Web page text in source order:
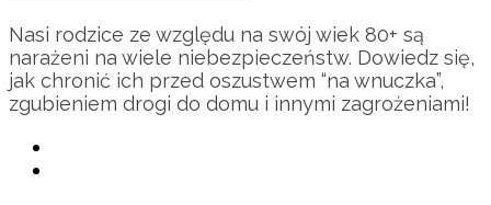
Nasi rodzice ze względu na swój wiek 80+ są
narażeni na wiele niebezpieczeństw. Dowiedz się,
jak chronić ich przed oszustwem “na wnuczka”,
zgubieniem drogi do domu i innymi zagrożeniami!